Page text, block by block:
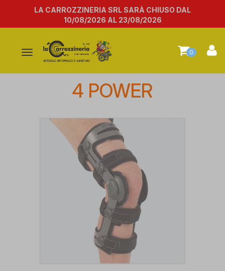
LA CARROZZINERIA SRL SARÀ CHIUSO DAL
10/08/2026 AL 23/08/2026
Attiva/disattiva
navigazione
0
4 POWER